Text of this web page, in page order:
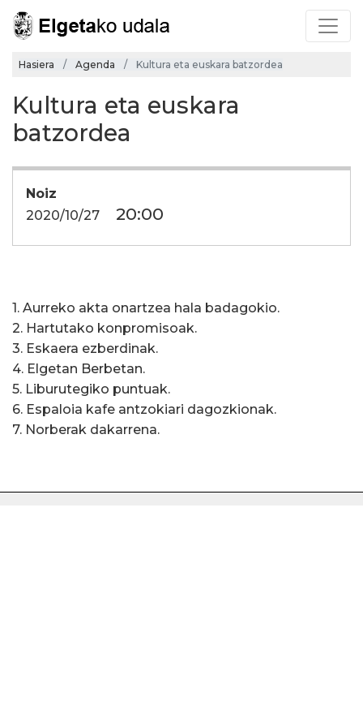
Hasiera Agenda Kultura eta euskara batzordea
Kultura eta euskara
batzordea
Noiz
2020/10/27
20:00
1. Aurreko akta onartzea hala badagokio.
2. Hartutako konpromisoak.
3. Eskaera ezberdinak.
4. Elgetan Berbetan.
5. Liburutegiko puntuak.
6. Espaloia kafe antzokiari dagozkionak.
7. Norberak dakarrena.